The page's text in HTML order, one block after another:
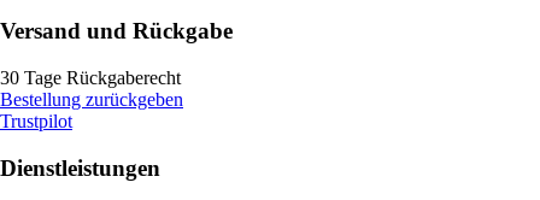
Versand und Rückgabe
30 Tage Rückgaberecht
Bestellung zurückgeben
Trustpilot
Dienstleistungen